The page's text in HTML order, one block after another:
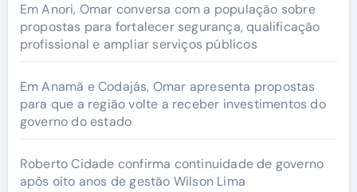
Em Anori, Omar conversa com a população sobre
propostas para fortalecer segurança, qualificação
profissional e ampliar serviços públicos
Em Anamã e Codajás, Omar apresenta propostas
para que a região volte a receber investimentos do
governo do estado
Roberto Cidade confirma continuidade de governo
após oito anos de gestão Wilson Lima